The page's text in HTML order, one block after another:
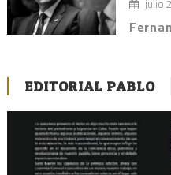
julio
EDITORIAL PABLO